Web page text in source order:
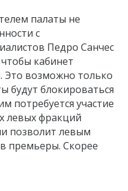
палаты не
с
Педро Санчес
кабинет
Это возможно только
будут блокироваться
потребуется участие
левых фракций
позволит левым
премьеры. Скорее